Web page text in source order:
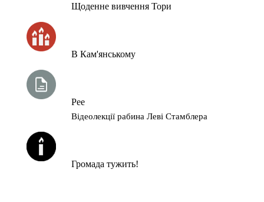
Щоденне вивчення Тори
В Кам'янському
Рее
Відеолекції рабина Леві Стамблера
Громада тужить!